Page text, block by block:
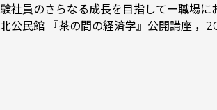
社員のさらなる成長を目指してー職場
公民館 『茶の間の経済学』公開講座 ，